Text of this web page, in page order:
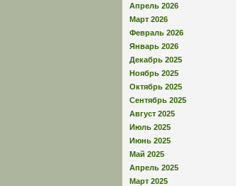
Апрель 2026
Март 2026
Февраль 2026
Январь 2026
Декабрь 2025
Ноябрь 2025
Октябрь 2025
Сентябрь 2025
Август 2025
Июль 2025
Июнь 2025
Май 2025
Апрель 2025
Март 2025